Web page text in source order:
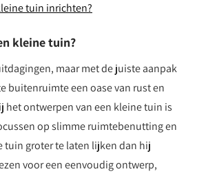
tuin inrichten?
kleine tuin?
maar met de juiste aanpak
buitenruimte een oase van rust en
het ontwerpen van een kleine tuin is
op slimme ruimtebenutting en
tuin groter te laten lijken dan hij
voor een eenvoudig ontwerp,